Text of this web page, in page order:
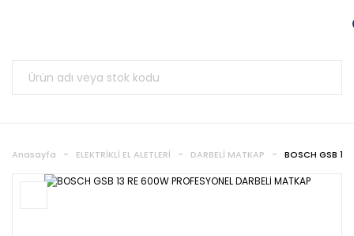
Anasayfa ELEKTRİKLİ EL ALETLERİ DARBELİ MATKAP BOSCH GSB 13